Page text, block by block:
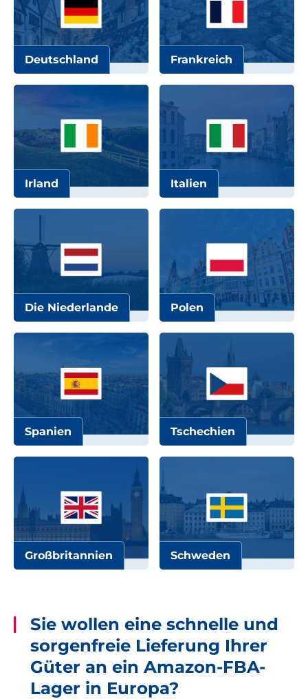
Deutschland Frankreich
Irland Italien
Die Niederlande Polen
Spanien Tschechien
Großbritannien Schweden
Sie wollen eine schnelle und
sorgenfreie Lieferung Ihrer
Güter an ein Amazon-FBA-
Lager in Europa?